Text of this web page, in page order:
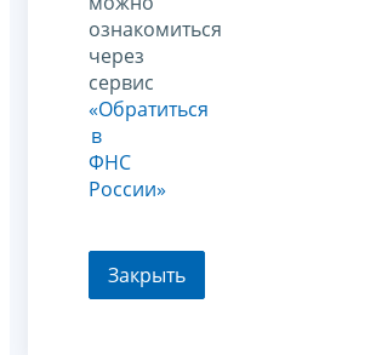
ознакомиться
через
сервис
«Обратиться
в
ФНС
России»
Закрыть